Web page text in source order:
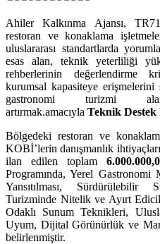
Ahiler Kalkınma Ajansı,
restoran ve konaklama
uluslararası standartlarda
esas alan, teknik yeterliliği
rehberlerinin değerlendirme
kurumsal kapasiteye
gastronomi turizmi
artırmak.amacıyla Teknik Destek
Bölgedeki restoran ve
KOBİ’lerin danışmanlık
ilan edilen toplam
Programında, Yerel Gastronomi
Yansıtılması, Sürdürülebilir
Turizminde Nitelik ve Ayırt
Odaklı Sunum Teknikleri,
Uyum, Dijital Görünürlük ve
belirlenmiştir.